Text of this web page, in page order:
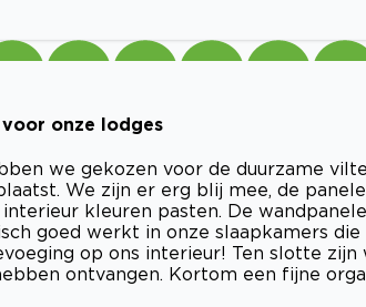
onze lodges
we gekozen voor de duurzame
We zijn er erg blij mee, de
kleuren pasten. De
goed werkt in onze slaapkamers
op ons interieur! Ten slotte
ontvangen. Kortom een fijne